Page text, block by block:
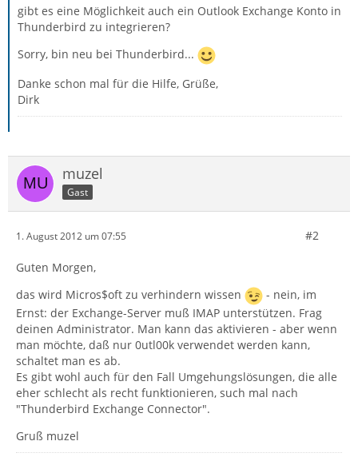
gibt es eine Möglichkeit auch ein Outlook Exchange Konto in
Thunderbird zu integrieren?
Sorry, bin neu bei Thunderbird...
Danke schon mal für die Hilfe, Grüße,
Dirk
muzel
Gast
1. August 2012 um 07:55 #2
Guten Morgen,
das wird Micros$oft zu verhindern wissen
- nein, im
Ernst: der Exchange-Server muß IMAP unterstützen. Frag
deinen Administrator. Man kann das aktivieren - aber wenn
man möchte, daß nur 0utl00k verwendet werden kann,
schaltet man es ab.
Es gibt wohl auch für den Fall Umgehungslösungen, die alle
eher schlecht als recht funktionieren, such mal nach
"Thunderbird Exchange Connector".
Gruß muzel